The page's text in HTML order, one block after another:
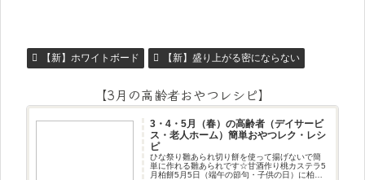
【新】ホワイトボード 【新】盛り上がる密にならない
【3月の高齢者おやつレシピ】
3・4・5月（春）の高齢者（デイサービ
ス・老人ホーム）簡単おやつレク・レシ
ピ
ひな祭り雛あられ切り餅を使って揚げないで簡
単に作れる雛あられです☆甘酒作り桃カステラ5
月柏餅5月5日（端午の節句・子供の日）に柏餅